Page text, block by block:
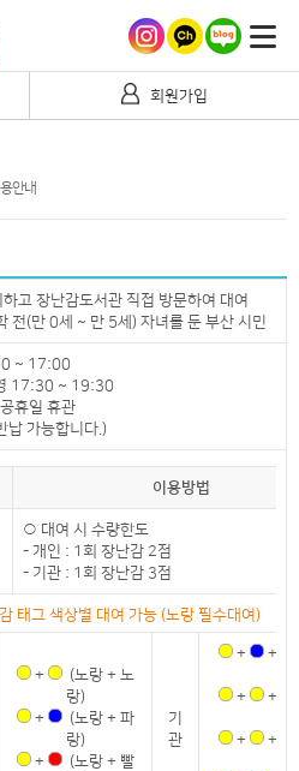
회원가입
안내
고 장난감도서관 직접 방문하여 대여
전(만 0세 ~ 만 5세) 자녀를 둔 부산 시민
~ 17:00
17:30 ~ 19:30
휴일 휴관
납 가능합니다.)
이용방법
○ 대여 시 수량한도
- 개인 : 1회 장난감 2점
- 기관 : 1회 장난감 3점
태그 색상별 대여 가능 (노랑 필수대여)
+
(노랑 + 노
랑)
+
(노랑 + 파
랑)
+
(노랑 + 빨
기
관
+ +
+ +
+ +